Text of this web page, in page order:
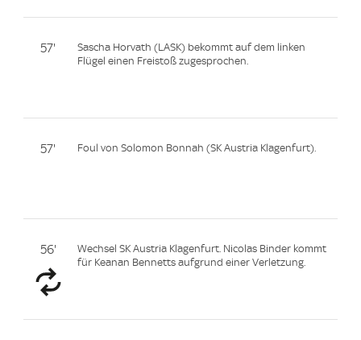
57'
Sascha Horvath (LASK) bekommt auf dem linken
Flügel einen Freistoß zugesprochen.
57' Foul von Solomon Bonnah (SK Austria Klagenfurt).
56'
Wechsel SK Austria Klagenfurt. Nicolas Binder kommt
für Keanan Bennetts aufgrund einer Verletzung.